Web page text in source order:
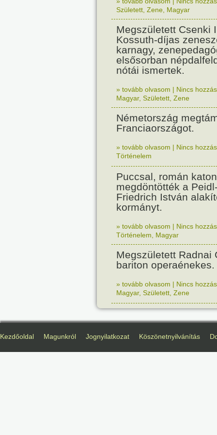
Született Zene Magyar
Megszületett Csenki
Kossuth-díjas
karnagy,
elsősorban
nótái ismertek.
» tovább olvasom | Nincs
Magyar, Született Zene
Németország
Franciaországot.
» tovább olvasom | Nincs
Történelem
Puccsal, román
megdöntötték a
Friedrich István
kormányt.
» tovább olvasom | Nincs
Történelem
Magyar
Megszületett Radnai
bariton operaénekes.
» tovább olvasom | Nincs
Magyar, Született Zene
Kezdőoldal Magunkról Jognyilatkozat Köszönetnyilvánítás